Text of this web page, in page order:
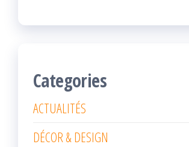
Categories
ACTUALITÉS
DÉCOR & DESIGN